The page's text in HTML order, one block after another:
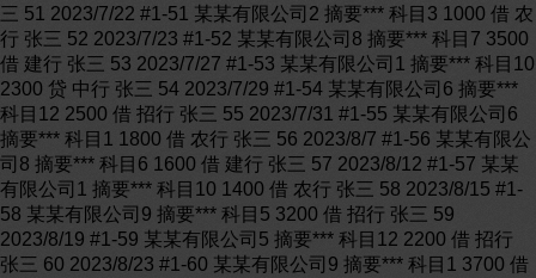
三 51 2023/7/22 #1-51 某某有限公司2 摘要*** 科目3 1000 借 农
行 张三 52 2023/7/23 #1-52 某某有限公司8 摘要*** 科目7 3500
借 建行 张三 53 2023/7/27 #1-53 某某有限公司1 摘要*** 科目10
2300 贷 中行 张三 54 2023/7/29 #1-54 某某有限公司6 摘要***
科目12 2500 借 招行 张三 55 2023/7/31 #1-55 某某有限公司6
摘要*** 科目1 1800 借 农行 张三 56 2023/8/7 #1-56 某某有限公
司8 摘要*** 科目6 1600 借 建行 张三 57 2023/8/12 #1-57 某某
有限公司1 摘要*** 科目10 1400 借 农行 张三 58 2023/8/15 #1-
58 某某有限公司9 摘要*** 科目5 3200 借 招行 张三 59
2023/8/19 #1-59 某某有限公司5 摘要*** 科目12 2200 借 招行
张三 60 2023/8/23 #1-60 某某有限公司9 摘要*** 科目1 3700 借